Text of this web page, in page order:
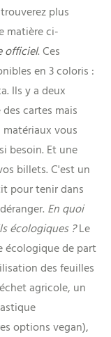
plus
matière ci-
officiel. Ces
en 3 coloris :
Ils y a deux
cartes mais
matériaux vous
besoin. Et une
billets. C'est un
pour tenir dans
En quoi
écologiques ?Le
écologique de part
des feuilles
agricole, un
options vegan),